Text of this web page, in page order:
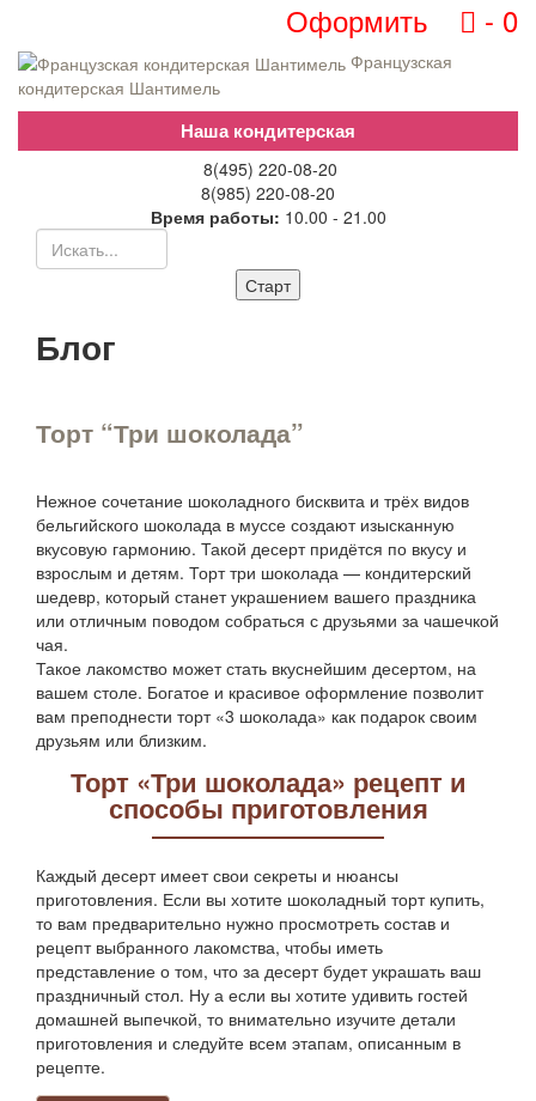
- 0
Оформить
Французская
кондитерская Шантимель
8(495) 220-08-20
8(985) 220-08-20
Время работы: 10.00 - 21.00
Блог
Торт “Три шоколада”
Нежное сочетание шоколадного бисквита и трёх видов
бельгийского шоколада в муссе создают изысканную
вкусовую гармонию. Такой десерт придётся по вкусу и
взрослым и детям. Торт три шоколада — кондитерский
шедевр, который станет украшением вашего праздника
или отличным поводом собраться с друзьями за чашечкой
чая.
Такое лакомство может стать вкуснейшим десертом, на
вашем столе. Богатое и красивое оформление позволит
вам преподнести торт «3 шоколада» как подарок своим
друзьям или близким.
Торт «Три шоколада» рецепт и
способы приготовления
Каждый десерт имеет свои секреты и нюансы
приготовления. Если вы хотите шоколадный торт купить,
то вам предварительно нужно просмотреть состав и
рецепт выбранного лакомства, чтобы иметь
представление о том, что за десерт будет украшать ваш
праздничный стол. Ну а если вы хотите удивить гостей
домашней выпечкой, то внимательно изучите детали
приготовления и следуйте всем этапам, описанным в
рецепте.